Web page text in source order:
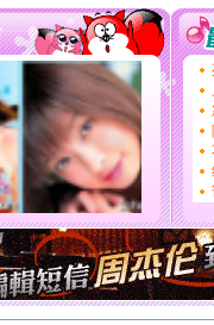
[春节]风
颜！冬
道一声平
[春节]
传
片叶子
送你一
[圣诞节]
你太多
要平安
[圣诞节]
能正大
天都要快
[圣诞节]
如意,快
[元旦]看